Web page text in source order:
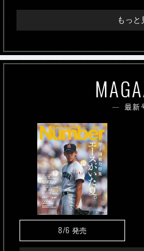
もっと
最新
8/6 発売